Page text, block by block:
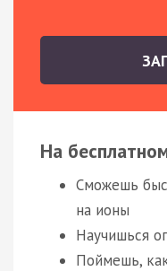
На
Сможешь
на ионы
Научишься
Поймешь,